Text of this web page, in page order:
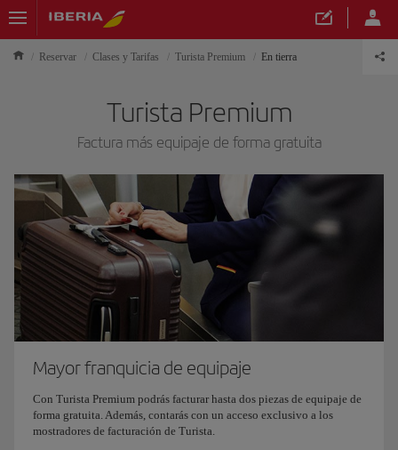
Reservar Clases y Tarifas Turista Premium En tierra
Turista Premium
Factura más equipaje de forma gratuita
Mayor franquicia de equipaje
Con Turista Premium podrás facturar hasta dos piezas de equipaje de
forma gratuita. Además, contarás con un acceso exclusivo a los
mostradores de facturación de Turista.